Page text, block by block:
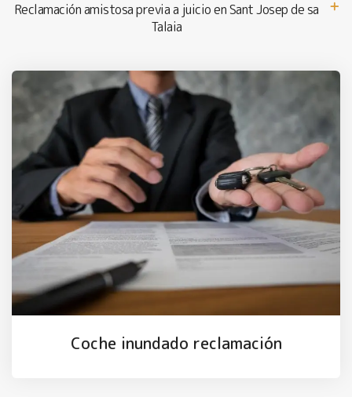
Reclamación amistosa previa a juicio en Sant Josep de sa
Talaia
Coche inundado reclamación